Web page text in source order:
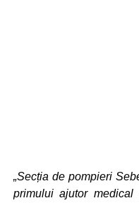
„Secția de pompieri
primului ajutor